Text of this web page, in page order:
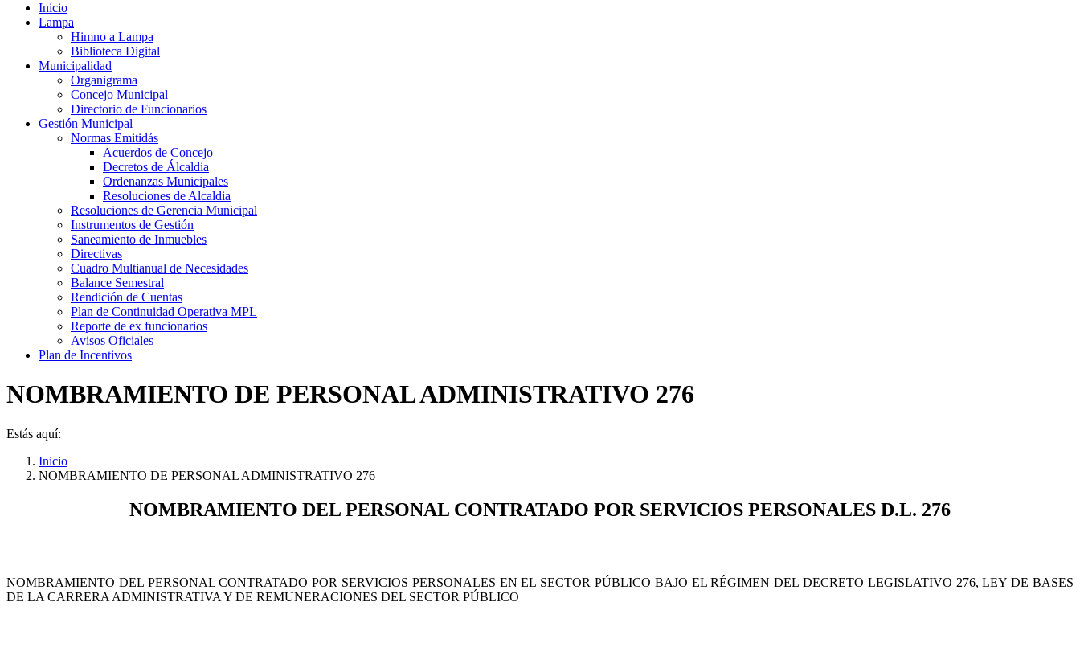
Inicio
Lampa
Himno a Lampa
Biblioteca Digital
Municipalidad
Organigrama
Concejo Municipal
Directorio de Funcionarios
Gestión Municipal
Normas Emitidás
Acuerdos de Concejo
Decretos de Álcaldia
Ordenanzas Municipales
Resoluciones de Alcaldia
Resoluciones de Gerencia Municipal
Instrumentos de Gestión
Saneamiento de Inmuebles
Directivas
Cuadro Multianual de Necesidades
Balance Semestral
Rendición de Cuentas
Plan de Continuidad Operativa MPL
Reporte de ex funcionarios
Avisos Oficiales
Plan de Incentivos
NOMBRAMIENTO DE PERSONAL ADMINISTRATIVO 276
Estás aquí:
Inicio
NOMBRAMIENTO DE PERSONAL ADMINISTRATIVO 276
NOMBRAMIENTO DEL PERSONAL CONTRATADO POR SERVICIOS PERSONALES D.L. 276
NOMBRAMIENTO DEL PERSONAL CONTRATADO POR SERVICIOS PERSONALES EN EL SECTOR PÚBLICO BAJO EL RÉGIMEN DEL DECRETO LEGISLATIVO 276, LEY DE BASES
DE LA CARRERA ADMINISTRATIVA Y DE REMUNERACIONES DEL SECTOR PÚBLICO